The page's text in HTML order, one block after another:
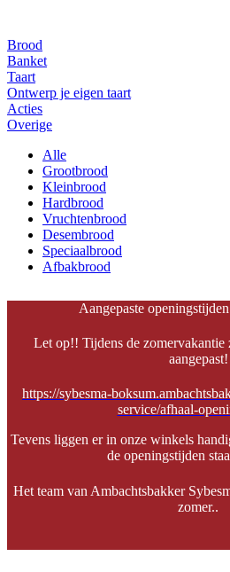
Brood
Banket
Taart
Ontwerp je eigen taart
Acties
Overige
Alle
Grootbrood
Kleinbrood
Hardbrood
Vruchtenbrood
Desembrood
Speciaalbrood
Afbakbrood
Aangepaste
Let op!! Tijdens de zomervakantie
aangepast!
https://sybesma-
service/afhaal-
Tevens liggen er in onze winkels
de openingstijden
Het team van Ambachtsbakker
zomer..